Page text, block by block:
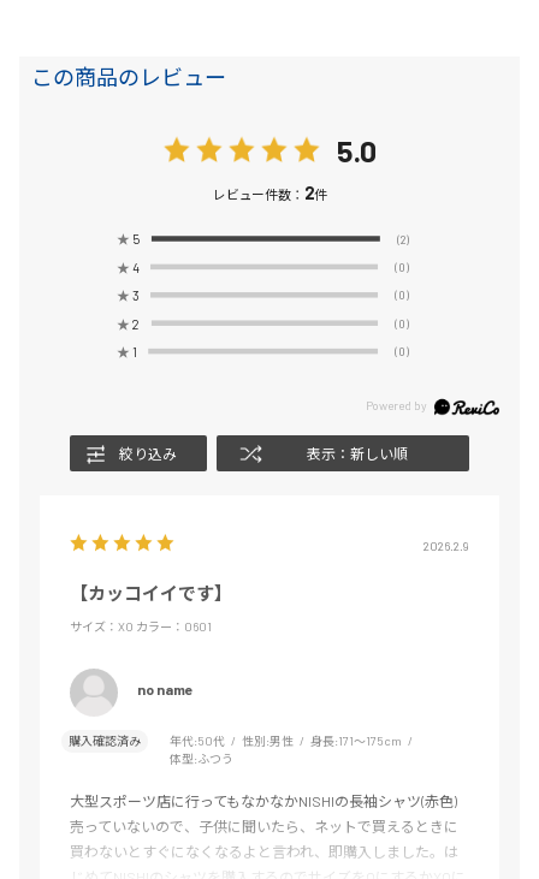
この商品のレビュー
5.0
レビュー件数： 2件
★ 5 (2)
★ 4 (0)
★ 3 (0)
★ 2 (0)
★ 1 (0)
絞り込み 表示：新しい順
2026.2.9
【カッコイイです】
サイズ：XO カラー：0601
no name
購入確認済み 年代:50代 性別:男性 身長:171～175cm
体型:ふつう
大型スポーツ店に行ってもなかなかNISHIの長袖シャツ(赤色)
売っていないので、子供に聞いたら、ネットで買えるときに
買わないとすぐになくなるよと言われ、即購入しました。は